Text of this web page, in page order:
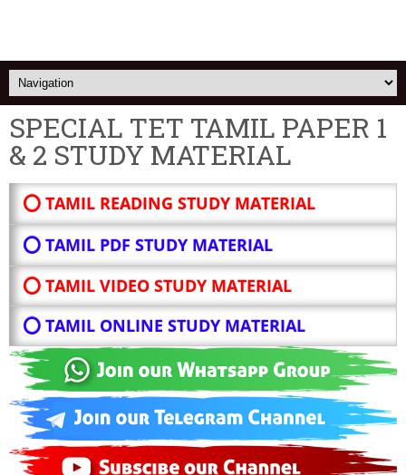
SPECIAL TET TAMIL PAPER 1
& 2 STUDY MATERIAL
⭕ TAMIL READING STUDY MATERIAL
⭕ TAMIL PDF STUDY MATERIAL
⭕ TAMIL VIDEO STUDY MATERIAL
⭕ TAMIL ONLINE STUDY MATERIAL